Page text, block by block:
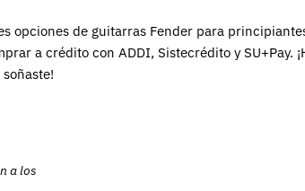
opciones de guitarras Fender para
a crédito con ADDI, Sistecrédito y SU+Pay.
a los